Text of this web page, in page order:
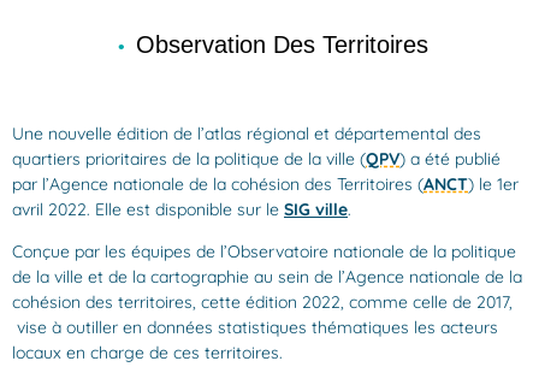
• Observation Des Territoires
Une nouvelle édition de l’atlas régional et départemental des
quartiers prioritaires de la politique de la ville (QPV) a été publié
par l’Agence nationale de la cohésion des Territoires (ANCT) le 1er
avril 2022. Elle est disponible sur le SIG ville.
Conçue par les équipes de l’Observatoire nationale de la politique
de la ville et de la cartographie au sein de l’Agence nationale de la
cohésion des territoires, cette édition 2022, comme celle de 2017,
vise à outiller en données statistiques thématiques les acteurs
locaux en charge de ces territoires.